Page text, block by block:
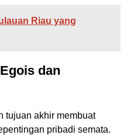
Riau yang
dan
tujuan akhir membuat
pribadi semata.